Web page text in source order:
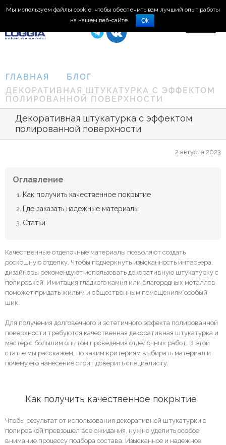
8 (495) 150-66-77
ГЛАВНАЯ
БЛОГ
ДЕКОРАТИВНАЯ ШТУКАТУРКА С ЭФФЕКТОМ
ПОЛИРОВАННОЙ ПОВЕРХНОСТИ
Декоративная штукатурка с эффектом
полированной поверхности
Качественные отделочные материалы позволяют создать
роскошную отделку. Чтобы подчеркнуть изысканность интерьера,
дизайнеры рекомендуют использовать декоративную штукатурку с
полировкой. Имитация гладкого камня или благородных металлов
поможет придать жилым и общественным помещениям особый
шик.
Для получения долговечного и эстетичного эффекта полированной
поверхности требуются качественная декоративная штукатурка и
мастер с большим опытом проведения отделочных работ. В этой
статье мы расскажем, по каким критериям выбирать материал и
почему его нанесение стоит доверить специалисту.
	Как получить качественное покрытие
Чтобы результат от использования декоративной штукатурки с
полировкой превзошел все ожидания, нужно уделить особое
внимание процессу подбора состава. Изысканное и надежное
2 августа 2023
Оглавление
Как получить качественное покрытие
Где заказать надежные материалы
Статьи
Мы используем файлы cookie, чтобы обеспечить вам лучший опыт работы
на нашем веб-сайте.
Ok